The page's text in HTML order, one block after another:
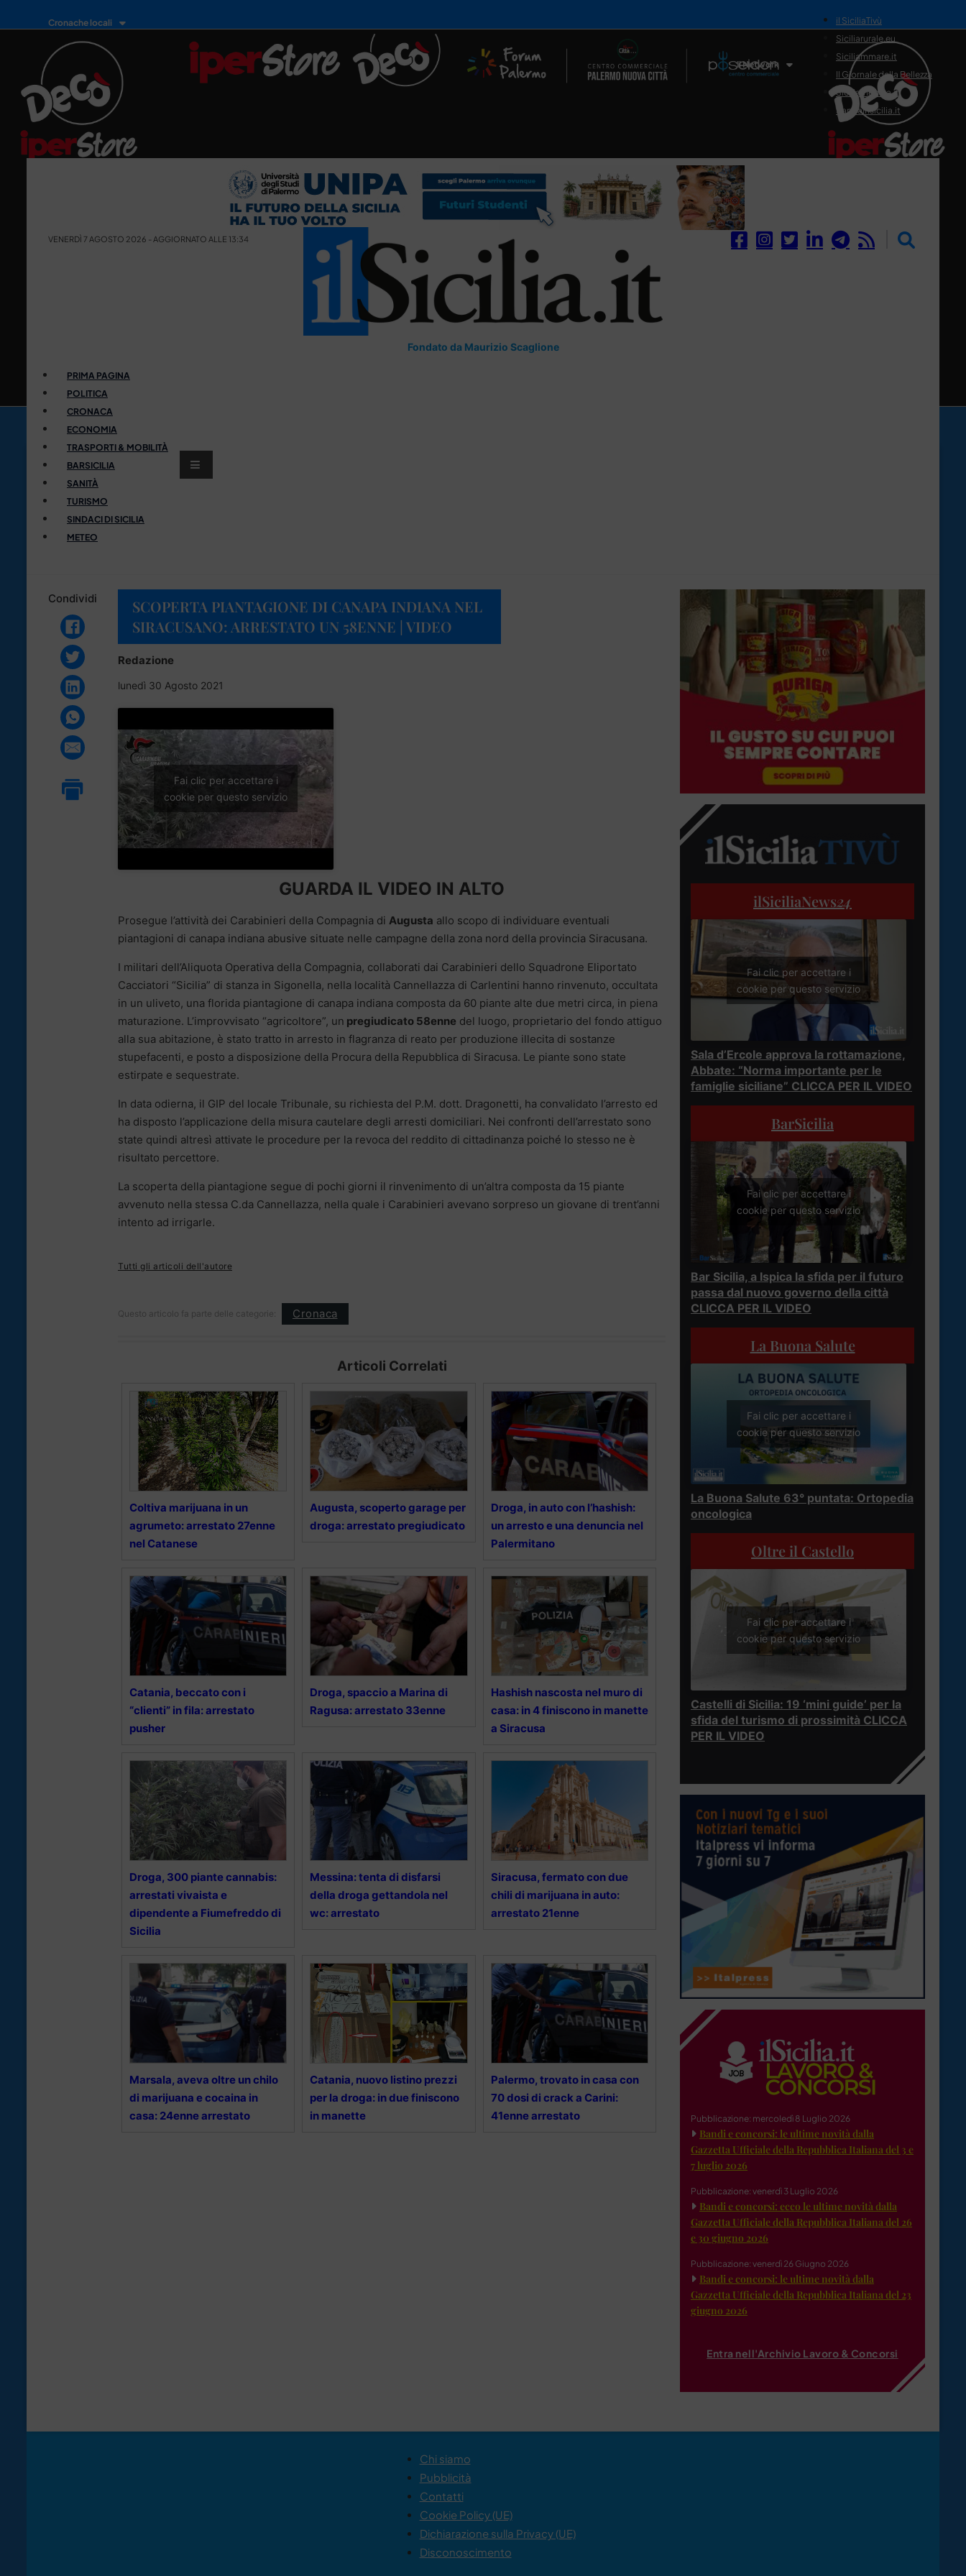
Cronache locali
Il Network
il SiciliaTivù
Siciliarurale.eu
Siciliammare.it
Il Giornale della Bellezza
Siciliamedica.it
Sanitainsicilia.it
VENERDÌ 7 AGOSTO 2026 - AGGIORNATO ALLE 13:34
Fondato da Maurizio Scaglione
PRIMA PAGINA
POLITICA
CRONACA
ECONOMIA
TRASPORTI & MOBILITÀ
BARSICILIA
SANITÀ
TURISMO
SINDACI DI SICILIA
METEO
Condividi
SCOPERTA PIANTAGIONE DI CANAPA INDIANA NEL
SIRACUSANO: ARRESTATO UN 58ENNE | VIDEO
Redazione
lunedì 30 Agosto 2021
Fai clic per accettare i
cookie per questo servizio
GUARDA IL VIDEO IN ALTO
Prosegue l’attività dei Carabinieri della Compagnia di Augusta allo scopo di individuare eventuali
piantagioni di canapa indiana abusive situate nelle campagne della zona nord della provincia Siracusana.
I militari dell’Aliquota Operativa della Compagnia, collaborati dai Carabinieri dello Squadrone Eliportato
Cacciatori “Sicilia” di stanza in Sigonella, nella località Cannellazza di Carlentini hanno rinvenuto, occultata
in un uliveto, una florida piantagione di canapa indiana composta da 60 piante alte due metri circa, in piena
maturazione. L’improvvisato “agricoltore”, un pregiudicato 58enne del luogo, proprietario del fondo attiguo
alla sua abitazione, è stato tratto in arresto in flagranza di reato per produzione illecita di sostanze
stupefacenti, e posto a disposizione della Procura della Repubblica di Siracusa. Le piante sono state
estirpate e sequestrate.
In data odierna, il GIP del locale Tribunale, su richiesta del P.M. dott. Dragonetti, ha convalidato l’arresto ed
ha disposto l’applicazione della misura cautelare degli arresti domiciliari. Nei confronti dell’arrestato sono
state quindi altresì attivate le procedure per la revoca del reddito di cittadinanza poiché lo stesso ne è
risultato percettore.
La scoperta della piantagione segue di pochi giorni il rinvenimento di un’altra composta da 15 piante
avvenuto nella stessa C.da Cannellazza, nella quale i Carabinieri avevano sorpreso un giovane di trent’anni
intento ad irrigarle.
Tutti gli articoli dell'autore
Questo articolo fa parte delle categorie: Cronaca
Articoli Correlati
Coltiva marijuana in un
agrumeto: arrestato 27enne
nel Catanese
Augusta, scoperto garage per
droga: arrestato pregiudicato
Droga, in auto con l’hashish:
un arresto e una denuncia nel
Palermitano
Catania, beccato con i
“clienti” in fila: arrestato
pusher
Droga, spaccio a Marina di
Ragusa: arrestato 33enne
Hashish nascosta nel muro di
casa: in 4 finiscono in manette
a Siracusa
Droga, 300 piante cannabis:
arrestati vivaista e
dipendente a Fiumefreddo di
Sicilia
Messina: tenta di disfarsi
della droga gettandola nel
wc: arrestato
Siracusa, fermato con due
chili di marijuana in auto:
arrestato 21enne
Marsala, aveva oltre un chilo
di marijuana e cocaina in
casa: 24enne arrestato
Catania, nuovo listino prezzi
per la droga: in due finiscono
in manette
Palermo, trovato in casa con
70 dosi di crack a Carini:
41enne arrestato
ilSiciliaNews24
Fai clic per accettare i
cookie per questo servizio
Sala d’Ercole approva la rottamazione,
Abbate: “Norma importante per le
famiglie siciliane” CLICCA PER IL VIDEO
BarSicilia
Fai clic per accettare i
cookie per questo servizio
Bar Sicilia, a Ispica la sfida per il futuro
passa dal nuovo governo della città
CLICCA PER IL VIDEO
La Buona Salute
Fai clic per accettare i
cookie per questo servizio
La Buona Salute 63° puntata: Ortopedia
oncologica
Oltre il Castello
Fai clic per accettare i
cookie per questo servizio
Castelli di Sicilia: 19 ‘mini guide’ per la
sfida del turismo di prossimità CLICCA
PER IL VIDEO
Pubblicazione: mercoledì 8 Luglio 2026
Bandi e concorsi: le ultime novità dalla
Gazzetta Ufficiale della Repubblica Italiana del 3 e
7 luglio 2026
Pubblicazione: venerdì 3 Luglio 2026
Bandi e concorsi: ecco le ultime novità dalla
Gazzetta Ufficiale della Repubblica Italiana del 26
e 30 giugno 2026
Pubblicazione: venerdì 26 Giugno 2026
Bandi e concorsi: le ultime novità dalla
Gazzetta Ufficiale della Repubblica Italiana del 23
giugno 2026
Entra nell'Archivio Lavoro & Concorsi
Chi siamo
Pubblicità
Contatti
Cookie Policy (UE)
Dichiarazione sulla Privacy (UE)
Disconoscimento